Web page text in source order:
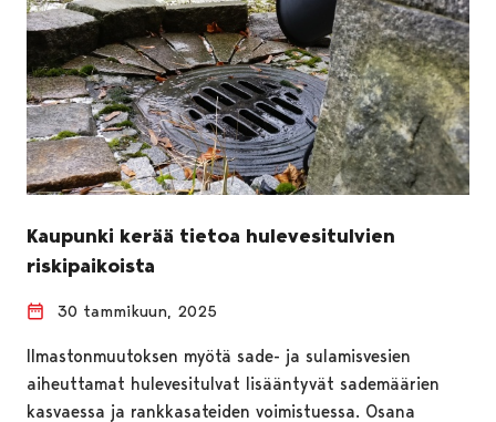
Kaupunki kerää tietoa hulevesitulvien
riskipaikoista
30 tammikuun, 2025
Ilmastonmuutoksen myötä sade- ja sulamisvesien
aiheuttamat hulevesitulvat lisääntyvät sademäärien
kasvaessa ja rankkasateiden voimistuessa. Osana